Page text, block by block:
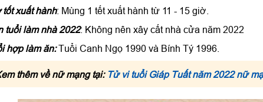
tốt xuất hành: Mùng 1 tết xuất hành từ 11 - 15 giờ.
tuổi làm nhà 2022: Không nên xây cất nhà cửa năm 2022
hợp làm ăn:Tuổi Canh Ngọ 1990 và Bính Tý 1996.
thêm về nữ mạng tại: Tử vi tuổi Giáp Tuất năm 2022 nữ